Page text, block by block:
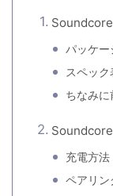
パッケー
スペック
ちなみに
充電方法
ペアリン